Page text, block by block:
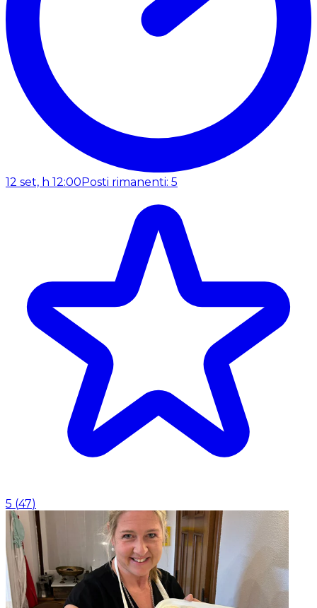
12 set, h 12:00Posti rimanenti: 5
5 (47)